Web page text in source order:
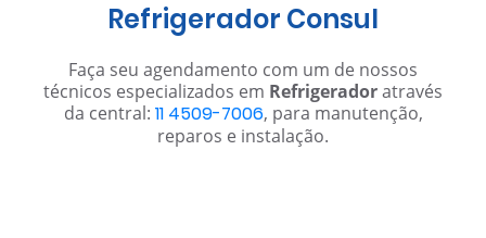
Refrigerador Consul
Faça seu agendamento com um de nossos
técnicos especializados em Refrigeradoratravés
da central: 11 4509-7006, para manutenção,
reparos e instalação.